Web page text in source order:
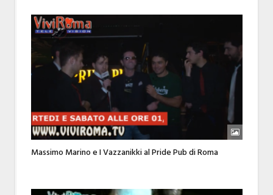
Massimo Marino e I Vazzanikki al Pride Pub di Roma